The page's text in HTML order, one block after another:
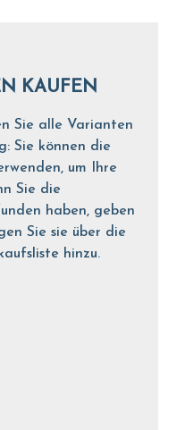
KAUFEN
Sie alle Varianten
Sie können die
um Ihre
Sie die
haben, geben
Sie sie über die
hinzu.